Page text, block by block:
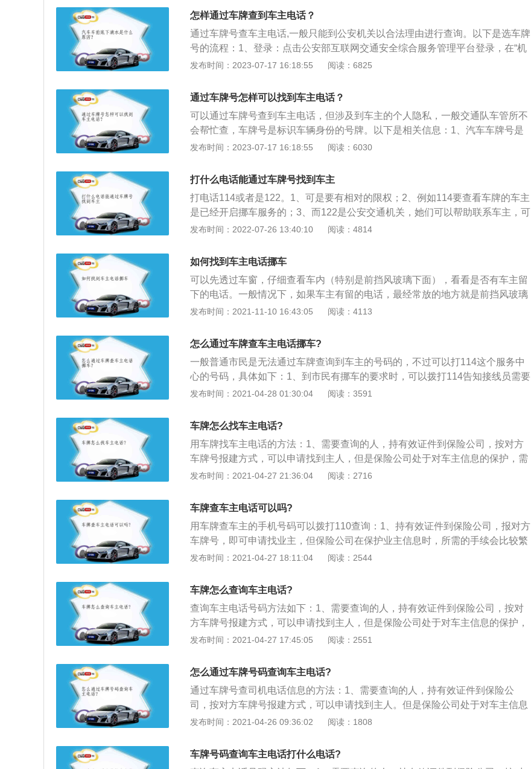
交通管理部门或者是车辆管理所，有关部门。携带着相关的证明可以查询出机动
车车主的相关信息，比如说车辆的注册时间，以及车辆具体的信息。
怎样通过车牌查到车主电话？
通过车牌号查车主电话,一般只能到公安机关以合法理由进行查询。以下是选车牌
号的流程：1、登录：点击公安部互联网交通安全综合服务管理平台登录，在“机
动车业务”板块找到新车注册登记预选号牌，点击“在线办理”链接。2、输入基本信
理新车注册登记业务的车管所。在“确认信息”步骤，车主需录入新车车辆识别代
号、选号凭证。确认信息准确无误后，点击对话框中的“提交”按钮进行提交，系
统核查通过后会进入到“选号服务说明”步骤。3、预选号牌：仔细阅读服务说明
后，点击“开始选号”按钮进行选号操作。首先要身份验证，车主须获取并录入手
机短信验证码，验证预选号牌的手机号码。车主获取并录入手机短信验证码后，
正确，验证通过进入“预选号牌”步骤。
发布时间：2023-07-17 16:18:55 阅读：6825
通过车牌号怎样可以找到车主电话？
可以通过车牌号查到车主电话，但涉及到车主的个人隐私，一般交通队车管所不
会帮忙查，车牌号是标识车辆身份的号牌。以下是相关信息：1、汽车车牌号是
在法定机关登记的准予机动车在道路上行驶的法定标志，是标识车辆身份的号
省级行政区，为各（省、直辖市、自治区）的简称。2、中国的车牌原则上是每
个地级行政区划占用一个发牌代码，但中国每个地级行政区划都分为不同的区县
市之类，为在车牌上加以区别，便采取了不同号段的方式。
发布时间：2023-07-17 16:18:55 阅读：6030
打什么电话能通过车牌号找到车主
打电话114或者是122。1、可是要有相对的限权；2、例如114要查看车牌的车主
是已经开启挪车服务的；3、而122是公安交通机关，她们可以帮助联系车主，可
是不可以将车主电话给你。其他网络渠道和收费渠道表示，可以用车牌找到车主
我们只能间接帮助别人。很多车主停车时找不到停车位，只能临时在他人的车前
停车。还有些车主会直接停在他人的车位里，这种行为就不太好了，毕竟固定车
位的汽车随时都可能会来，所以为了避免被要求挪车，最好还是停在合适的部
位。如果实在没办法要临时停车，最好是能够在车上留下联系方式，这样等他人
要的时候可以更为便捷。并且他人驾驶汽车离去后，自己也是可以停靠到他人离
发布时间：2022-07-26 13:40:10 阅读：4814
如何找到车主电话挪车
可以先透过车窗，仔细查看车内（特别是前挡风玻璃下面），看看是否有车主留
下的电话。一般情况下，如果车主有留的电话，最经常放的地方就是前挡风玻璃
下面的中控仪表台上。如果仔细找过了，确实找不到电话，可以通过拨打114或1
明情况：自己的车子被某某车牌号的车辆在哪个地点堵住了，能否提供挪车服
务。正常情况下，交警那边会很快联系车主挪车。114有一项服务，向话务员提
供机动车的牌号和地点，自己的电话会直接转接到对方车主的手机上，但不会透
露对方的号码。这项服务一般在需要挪车时使用。拨打114查询，有一个前提，
就是所提供的机动车牌号的车主，必须在联通开通此项服务才可以。也就是说，
记，那这个办法就行不通了。
发布时间：2021-11-10 16:43:05 阅读：4113
怎么通过车牌查车主电话挪车?
一般普通市民是无法通过车牌查询到车主的号码的，不过可以打114这个服务中
心的号码，具体如下：1、到市民有挪车的要求时，可以拨打114告知接线员需要
移动机动车的车牌号；2、114接线员将车牌号转入系统，系统将自动转接到车主
安全下，当事双方通过接线员实现在线沟通，直接解决挪车的问题。
发布时间：2021-04-28 01:30:04 阅读：3591
车牌怎么找车主电话?
用车牌找车主电话的方法：1、需要查询的人，持有效证件到保险公司，按对方
车牌号报建方式，可以申请找到主人，但是保险公司处于对车主信息的保护，需
要的手续会比较繁琐，如果是寻仇、报复等不正当原因，估计保险公司不会协
110出面到车管所查询车主信息；3、由于车主信息业属于个人隐私，所以是没有
发布时间：2021-04-27 21:36:04 阅读：2716
车牌查车主电话可以吗?
用车牌查车主的手机号码可以拨打110查询：1、持有效证件到保险公司，报对方
车牌号，即可申请找业主，但保险公司在保护业主信息时，所需的手续会比较繁
琐；2、如果车牌所有人侵犯了您的合法权益，建议您先拨打110，然后从110到
的办法查出，除非有熟人到当地公安局派出所检查。
发布时间：2021-04-27 18:11:04 阅读：2544
车牌怎么查询车主电话?
查询车主电话号码方法如下：1、需要查询的人，持有效证件到保险公司，按对
方车牌号报建方式，可以申请找到主人，但是保险公司处于对车主信息的保护，
需要的手续会比较繁琐，如果是寻仇、报复等不正当原因，估计保险公司不会协
110出面到车管所查询车主信息；3、由于车主信息业属于个人隐私，所以是没有
办法查到的，除非有熟人去当地公安局交警队查。
发布时间：2021-04-27 17:45:05 阅读：2551
怎么通过车牌号码查询车主电话?
通过车牌号查司机电话信息的方法：1、需要查询的人，持有效证件到保险公
司，按对方车牌号报建方式，可以申请找到主人。但是保险公司处于对车主信息
的保护，需要的手续会比较繁琐，如果是寻仇、报复等不正当原因，估计保险公
警，然后由110出面到车管所查询车主信息；3、由于车主信息业属于个人隐私，
所以是没有办法查到的，除非有熟人去当地公安局交警队查。
发布时间：2021-04-26 09:36:02 阅读：1808
车牌号码查询车主电话打什么电话?